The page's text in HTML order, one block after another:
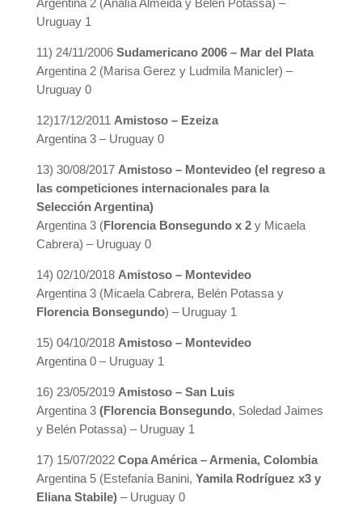
Uruguay 1
11) 24/11/2006 Sudamericano 2006 – Mar del Plata
Argentina 2 (Marisa Gerez y Ludmila Manicler) –
Uruguay 0
12)17/12/2011 Amistoso – Ezeiza
Argentina 3 – Uruguay 0
13) 30/08/2017 Amistoso – Montevideo (el regreso a
las competiciones internacionales para la
Selección Argentina)
Argentina 3 (Florencia Bonsegundo x 2y Micaela
Cabrera) – Uruguay 0
14) 02/10/2018 Amistoso – Montevideo
Argentina 3 (Micaela Cabrera, Belén Potassa y
Florencia Bonsegundo) – Uruguay 1
15) 04/10/2018 Amistoso – Montevideo
Argentina 0 – Uruguay 1
16) 23/05/2019 Amistoso – San Luis
Argentina 3(Florencia Bonsegundo, Soledad Jaimes
y Belén Potassa) – Uruguay 1
17) 15/07/2022 Copa América – Armenia, Colombia
Argentina 5 (Estefanía Banini, Yamila Rodríguez x3 y
Eliana Stabile)– Uruguay 0